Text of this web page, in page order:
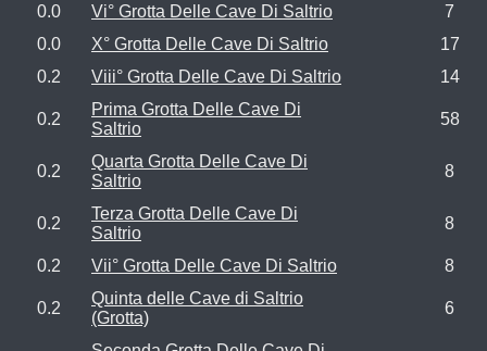
0.0 Vi° Grotta Delle Cave Di Saltrio
7
0.0
X° Grotta Delle Cave Di Saltrio
17
0.2
Viii° Grotta Delle Cave Di Saltrio 14
0.2
Prima Grotta Delle Cave Di
Saltrio
58
0.2
Quarta Grotta Delle Cave Di
Saltrio
8
0.2
Terza Grotta Delle Cave Di
Saltrio
8
0.2 Vii° Grotta Delle Cave Di Saltrio 8
0.2
Quinta delle Cave di Saltrio
(Grotta)
6